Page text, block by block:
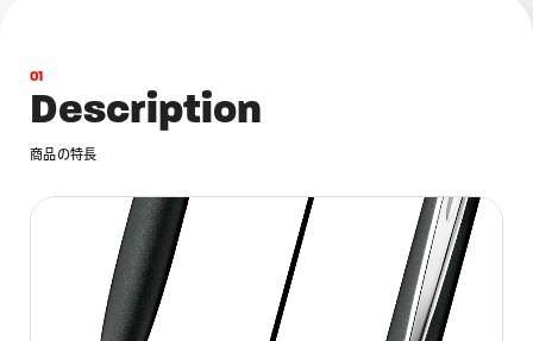
01
Description
商品の特長